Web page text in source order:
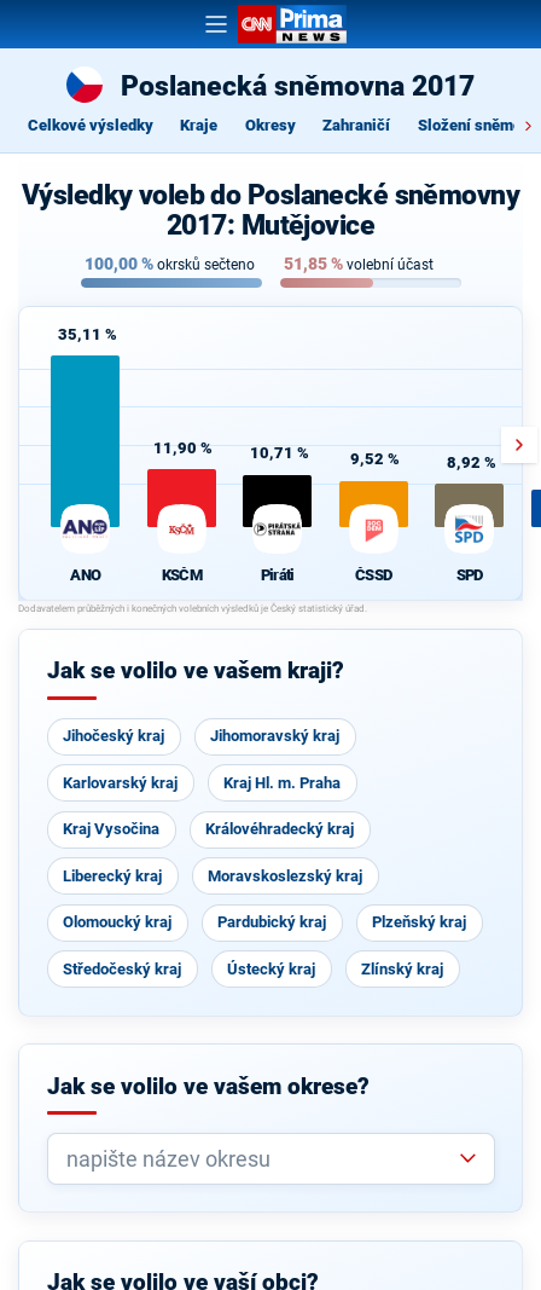
Poslanecká sněmovna 2017
Celkové výsledky Kraje Okresy Zahraničí Složení
Výsledky voleb do Poslanecké sněmovny
2017: Mutějovice
100,00% okrsků sečteno 51,85% volební účast
35,11 %
ANO
11,90 %
KSČM
10,71 %
Piráti
9,52 %
ČSSD
8,92 %
SPD
Jak se volilo ve vašem kraji?
Jihočeský kraj Jihomoravský kraj
Karlovarský kraj Kraj Hl. m. Praha
Kraj Vysočina Královéhradecký kraj
Liberecký kraj Moravskoslezský kraj
Olomoucký kraj Pardubický kraj Plzeňský kraj
Středočeský kraj Ústecký kraj Zlínský kraj
Jak se volilo ve vašem okrese?
Jak se volilo ve vaší obci?